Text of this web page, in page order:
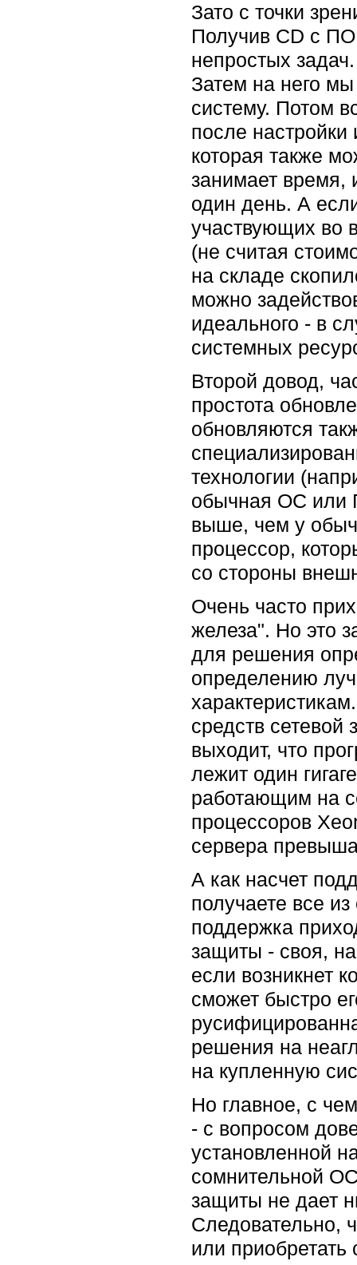
Зато с точки
Получив CD с ПО
непростых
Затем на него
систему. Потом
после
которая также
занимает время,
один день. А
участвующих во
(не считая
на складе
можно
идеального - в
системных
Второй довод,
простота
обновляются
технологии
обычная ОС или
выше, чем у
процессор,
со стороны
Очень часто
железа". Но это
для решения
определению
средств
выходит, что
лежит один
работающим на
процессоров
сервера
А как насчет
получаете все
поддержка
защиты - своя,
если возникнет
сможет быстро
решения на
на купленную
Но главное, с
- с вопросом
установленной
сомнительной
защиты не дает
Следовательно,
или